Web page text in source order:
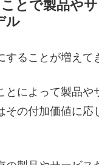
とで製品や
ル
ることが増えて
によって製品や
の付加価値に応